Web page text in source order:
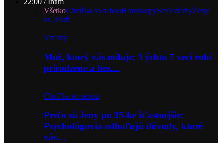
22:00 / Intim
VšetkoChvíľka so sebouHoroskopySexVzťahyŽeny
vs. Muži
Vzťahy
Muž, ktorý vás miluje: Týchto 7 vecí robí
prirodzene a bez…
Chvíľka so sebou
Prečo sú ženy po 35-ke šťastnejšie:
Psychológovia odhaľujú dôvody, ktoré
vás…